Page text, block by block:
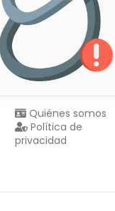
Quiénes somos
Política de
privacidad